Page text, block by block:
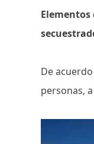
De
personas,